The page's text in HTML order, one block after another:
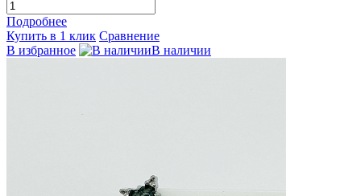
Подробнее
Купить в 1 клик Сравнение
В избранное
В наличии